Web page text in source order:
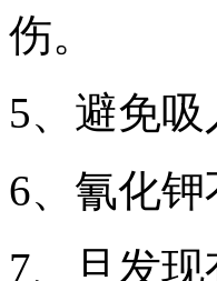
伤。
5、避免
6、氰化
7、旦发